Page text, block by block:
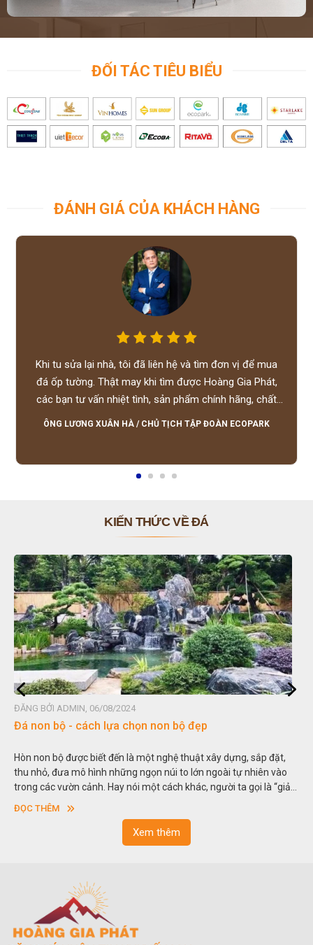
ĐỐI TÁC TIÊU BIỂU
ĐÁNH GIÁ CỦA KHÁCH HÀNG
Khi tu sửa lại nhà, tôi đã liên hệ và tìm đơn vị để mua
đá ốp tường. Thật may khi tìm được Hoàng Gia Phát,
các bạn tư vấn nhiệt tình, sản phẩm chính hãng, chất
lượng tốt, giá hợp lý, hỗ trợ tận tình.
ÔNG LƯƠNG XUÂN HÀ / CHỦ TỊCH TẬP ĐOÀN ECOPARK
KIẾN THỨC VỀ ĐÁ
ĐĂNG BỞI ADMIN, 06/08/2024
Đá non bộ - cách lựa chọn non bộ đẹp
Hòn non bộ được biết đến là một nghệ thuật xây dựng, sắp đặt,
thu nhỏ, đưa mô hình những ngọn núi to lớn ngoài tự nhiên vào
trong các vườn cảnh. Hay nói một cách khác, người ta gọi là “giả
sơn”. Nghệ thuật hòn non bộ nhằm phục vụ cho mục đích thưởng
ngoạn và phong thủy trong cuộc sống.
ĐỌC THÊM
Xem thêm